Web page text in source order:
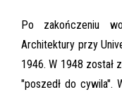
Po zakończeniu
Architektury przy
1946. W 1948 został
"poszedł do cywila".